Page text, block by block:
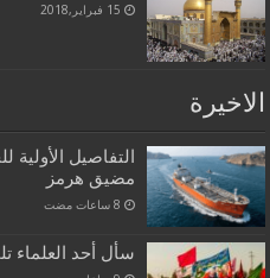
15 فبراير,2018
الاخيرة
التفاصيل الأولية
مضيق هرمز
سأل أحد العلماء